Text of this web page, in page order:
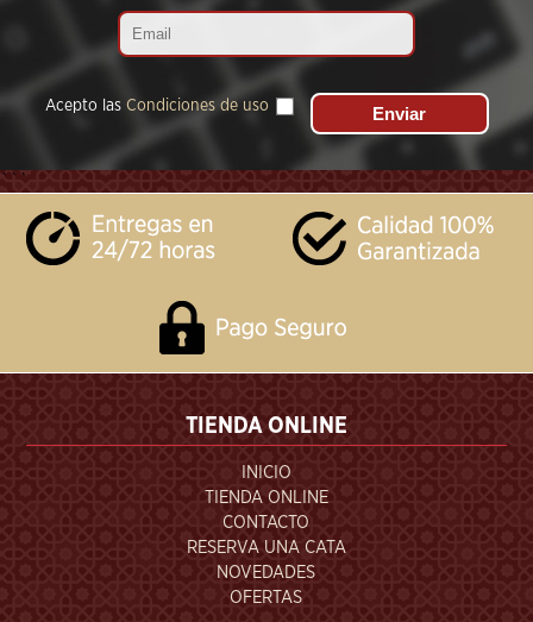
Acepto las Condiciones de uso
```
TIENDA ONLINE
INICIO
TIENDA ONLINE
CONTACTO
RESERVA UNA CATA
NOVEDADES
OFERTAS